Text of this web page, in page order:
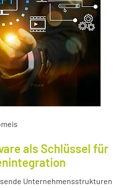
als Schlüssel für
Unternehmensstrukturen